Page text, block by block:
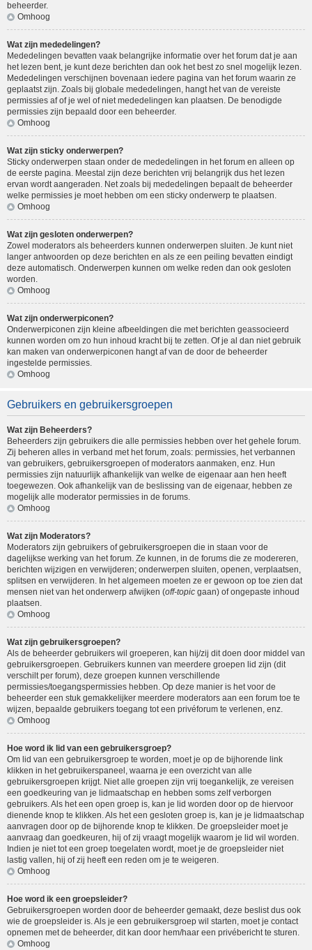
beheerder.
Omhoog
Wat zijn mededelingen?
Mededelingen bevatten vaak belangrijke informatie over het forum dat je aan
het lezen bent, je kunt deze berichten dan ook het best zo snel mogelijk lezen.
Mededelingen verschijnen bovenaan iedere pagina van het forum waarin ze
geplaatst zijn. Zoals bij globale mededelingen, hangt het van de vereiste
permissies af of je wel of niet mededelingen kan plaatsen. De benodigde
permissies zijn bepaald door een beheerder.
Omhoog
Wat zijn sticky onderwerpen?
Sticky onderwerpen staan onder de mededelingen in het forum en alleen op
de eerste pagina. Meestal zijn deze berichten vrij belangrijk dus het lezen
ervan wordt aangeraden. Net zoals bij mededelingen bepaalt de beheerder
welke permissies je moet hebben om een sticky onderwerp te plaatsen.
Omhoog
Wat zijn gesloten onderwerpen?
Zowel moderators als beheerders kunnen onderwerpen sluiten. Je kunt niet
langer antwoorden op deze berichten en als ze een peiling bevatten eindigt
deze automatisch. Onderwerpen kunnen om welke reden dan ook gesloten
worden.
Omhoog
Wat zijn onderwerpiconen?
Onderwerpiconen zijn kleine afbeeldingen die met berichten geassocieerd
kunnen worden om zo hun inhoud kracht bij te zetten. Of je al dan niet gebruik
kan maken van onderwerpiconen hangt af van de door de beheerder
ingestelde permissies.
Omhoog
Gebruikers en gebruikersgroepen
Wat zijn Beheerders?
Beheerders zijn gebruikers die alle permissies hebben over het gehele forum.
Zij beheren alles in verband met het forum, zoals: permissies, het verbannen
van gebruikers, gebruikersgroepen of moderators aanmaken, enz. Hun
permissies zijn natuurlijk afhankelijk van welke de eigenaar aan hen heeft
toegewezen. Ook afhankelijk van de beslissing van de eigenaar, hebben ze
mogelijk alle moderator permissies in de forums.
Omhoog
Wat zijn Moderators?
Moderators zijn gebruikers of gebruikersgroepen die in staan voor de
dagelijkse werking van het forum. Ze kunnen, in de forums die ze modereren,
berichten wijzigen en verwijderen; onderwerpen sluiten, openen, verplaatsen,
splitsen en verwijderen. In het algemeen moeten ze er gewoon op toe zien dat
mensen niet van het onderwerp afwijken (off-topic gaan) of ongepaste inhoud
plaatsen.
Omhoog
Wat zijn gebruikersgroepen?
Als de beheerder gebruikers wil groeperen, kan hij/zij dit doen door middel van
gebruikersgroepen. Gebruikers kunnen van meerdere groepen lid zijn (dit
verschilt per forum), deze groepen kunnen verschillende
permissies/toegangspermissies hebben. Op deze manier is het voor de
beheerder een stuk gemakkelijker meerdere moderators aan een forum toe te
wijzen, bepaalde gebruikers toegang tot een privéforum te verlenen, enz.
Omhoog
Hoe word ik lid van een gebruikersgroep?
Om lid van een gebruikersgroep te worden, moet je op de bijhorende link
klikken in het gebruikerspaneel, waarna je een overzicht van alle
gebruikersgroepen krijgt. Niet alle groepen zijn vrij toegankelijk, ze vereisen
een goedkeuring van je lidmaatschap en hebben soms zelf verborgen
gebruikers. Als het een open groep is, kan je lid worden door op de hiervoor
dienende knop te klikken. Als het een gesloten groep is, kan je je lidmaatschap
aanvragen door op de bijhorende knop te klikken. De groepsleider moet je
aanvraag dan goedkeuren, hij of zij vraagt mogelijk waarom je lid wil worden.
Indien je niet tot een groep toegelaten wordt, moet je de groepsleider niet
lastig vallen, hij of zij heeft een reden om je te weigeren.
Omhoog
Hoe word ik een groepsleider?
Gebruikersgroepen worden door de beheerder gemaakt, deze beslist dus ook
wie de groepsleider is. Als je een gebruikersgroep wil starten, moet je contact
opnemen met de beheerder, dit kan door hem/haar een privébericht te sturen.
Omhoog